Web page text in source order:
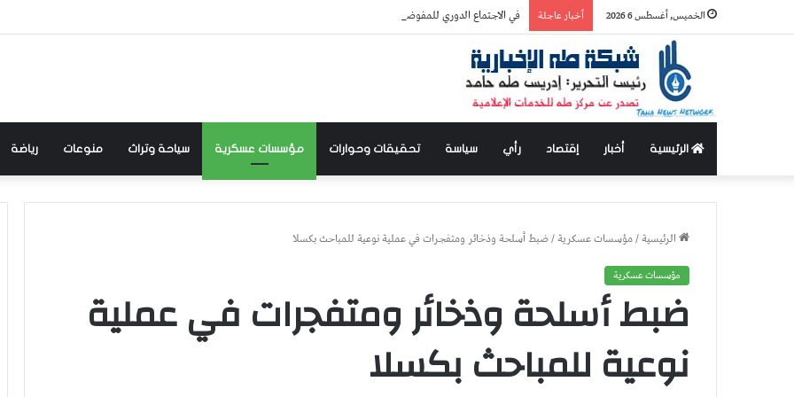
الخميس, أغسطس 6 2026 أخبار عاجلة في الاجتماع الدوري للمفوضية…:والي كسلا اللواء ركن م الصادق الأزرق يشيد بالعاملين بمفوضية الاستثمار.. بحضور المفوض..
الرئيسية أخبار إقتصاد رأي سياسة تحقيقات وحوارات مؤسسات عسكرية سياحة وتراث منوعات رياضة
الرئيسية/مؤسسات عسكرية/ضبط أسلحة وذخائر ومتفجرات في عملية نوعية للمباحث بكسلا
مؤسسات عسكرية
ضبط أسلحة وذخائر ومتفجرات في عملية
نوعية للمباحث بكسلا